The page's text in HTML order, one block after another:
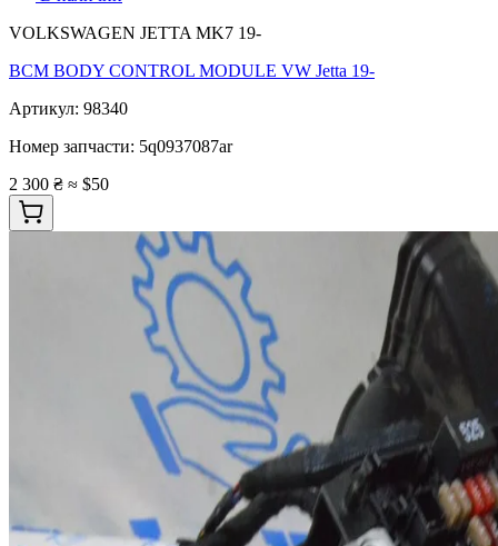
VOLKSWAGEN JETTA MK7 19-
BCM BODY CONTROL MODULE VW Jetta 19-
Артикул: 98340
Номер запчасти: 5q0937087ar
2 300 ₴ ≈ $50